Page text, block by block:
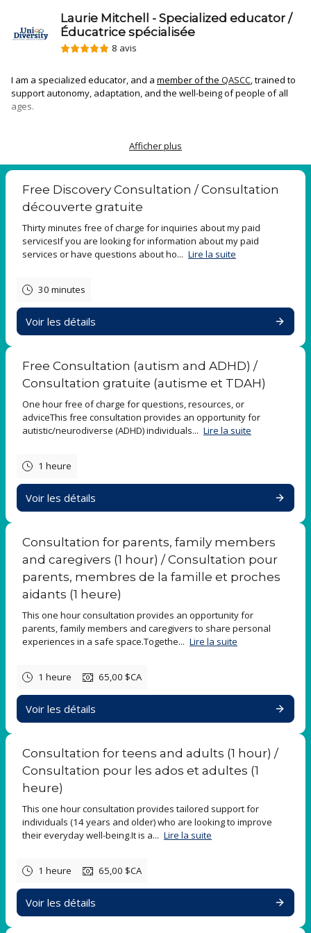
Laurie Mitchell - Specialized educator /
Éducatrice spécialisée
8 avis
I am a specialized educator, and a member of the QASCC trained to
support autonomy, adaptation, and the well-being of people of all
ages.
they care for themselves, as well as for those who are providing
about autism, neurodiversity, and other diverse needs.
Diversity, visit my website atwww.uni-diversity.com.
----------------------------------------------------
pour soutenir l’autonomie, l’adaptation et le bien-être des
Mes services s'adressent aux personnes qui cherchent à améliorer
J'offre également des ressources et des informations pour les
personnes curieuses de découvrir l'autisme, la neurodiversité et
d'autres besoins divers.
Pour en savoir plus sur moi et mes services à Uni-Diversité, visitez
Afficher plus
Free Discovery Consultation / Consultation
découverte gratuite
Thirty minutes free of charge for inquiries about my paid
servicesIf you are looking for information about my paid
services or have questions about ho... Lire la suite
30 minutes
Voir les détails
Free Consultation (autism and ADHD) /
Consultation gratuite (autisme et TDAH)
One hour free of charge for questions, resources, or
adviceThis free consultation provides an opportunity for
autistic/neurodiverse (ADHD) individuals... Lire la suite
1 heure
Voir les détails
Consultation for parents, family members
and caregivers (1 hour) / Consultation pour
parents, membres de la famille et proches
aidants (1 heure)
This one hour consultation provides an opportunity for
parents, family members and caregivers to share personal
experiences in a safe space.​Togethe... Lire la suite
1 heure 65,00 $CA
Voir les détails
Consultation for teens and adults (1 hour) /
Consultation pour les ados et adultes (1
heure)
This one hour consultation provides tailored support for
individuals (14 years and older) who are looking to improve
their everyday well-being.It is a... Lire la suite
1 heure 65,00 $CA
Voir les détails